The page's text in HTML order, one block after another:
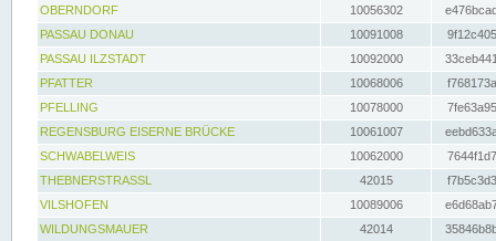
OBERNDORF
10056302
PASSAU DONAU
10091008
PASSAU ILZSTADT
10092000
PFATTER
10068006
PFELLING
10078000
REGENSBURG EISERNE BRÜCKE
10061007
SCHWABELWEIS
10062000
THEBNERSTRASSL
42015
VILSHOFEN
10089006
WILDUNGSMAUER
42014